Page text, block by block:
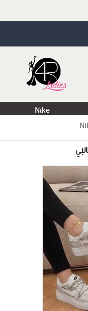
بكم في فور ليدي حيث الأناقة
Nike